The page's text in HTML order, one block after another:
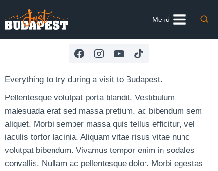
to
content
Menü
Everything to try during a visit to Budapest.
Pellentesque volutpat porta blandit. Vestibulum
malesuada erat sed massa pretium, ac bibendum sem
aliquet. Morbi semper massa quis tellus efficitur, vel
iaculis tortor lacinia. Aliquam vitae risus vitae nunc
volutpat bibendum. Vivamus tempor enim in sodales
convallis. Nullam ac pellentesque dolor. Morbi egestas